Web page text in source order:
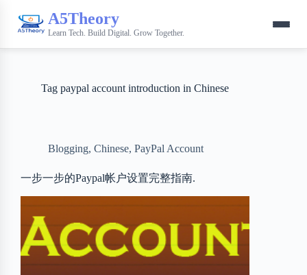
A5Theory
Learn Tech. Build Digital. Grow Together.
Tag paypal account introduction in Chinese
Blogging, Chinese, PayPal Account
一步一步的Paypal帐户设置完整指南.